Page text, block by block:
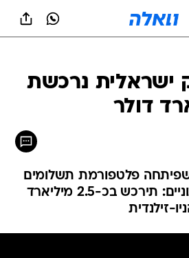
ישראלית נרכשת
שפיתחה פלטפורמת תשלומים
לעסקים קטנים ובינוניים: תירכש בכ-2.5 מיליארד